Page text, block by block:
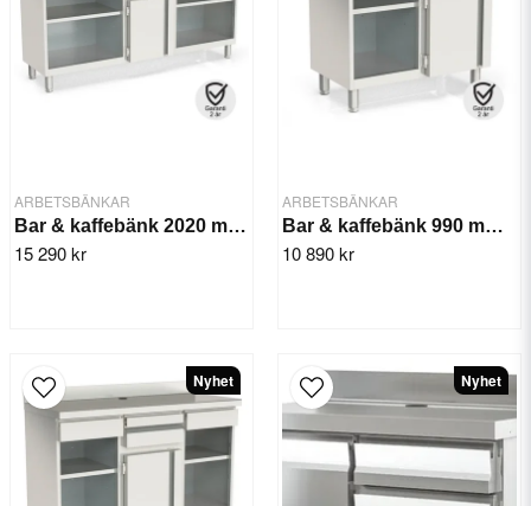
ARBETSBÄNKAR
Bar & kaffebänk 2020 mm MCN-200
15 290 kr
ARBETSBÄNKAR
Bar & kaffebänk 990 mm MCN-100
10 890 kr
Nyhet Nyhet